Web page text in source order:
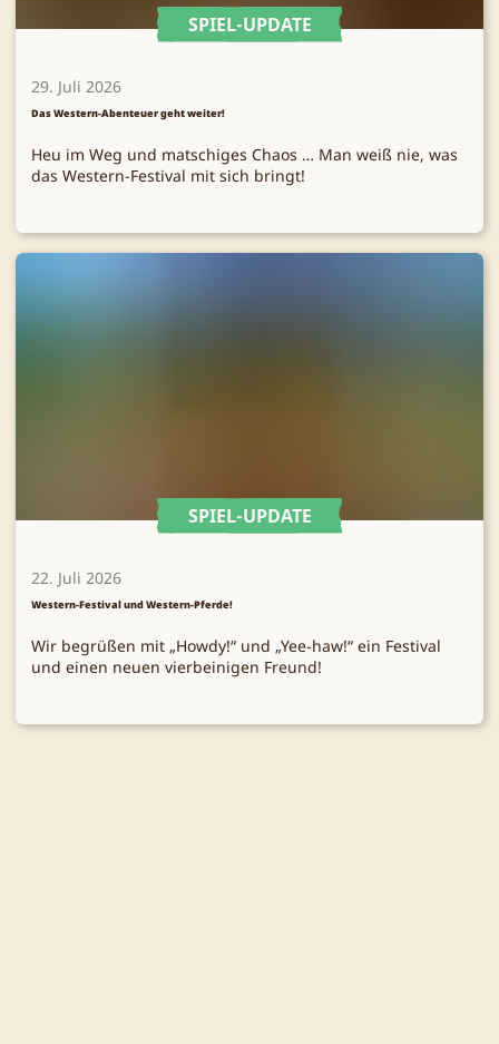
SPIEL-UPDATE
29. Juli 2026
Das Western-Abenteuer geht weiter!
Heu im Weg und matschiges Chaos … Man weiß nie, was
das Western-Festival mit sich bringt!
SPIEL-UPDATE
22. Juli 2026
Western-Festival und Western-Pferde!
Wir begrüßen mit „Howdy!“ und „Yee-haw!“ ein Festival
und einen neuen vierbeinigen Freund!